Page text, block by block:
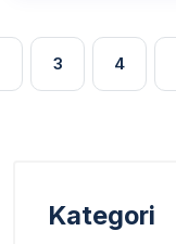
3 4
Kategori